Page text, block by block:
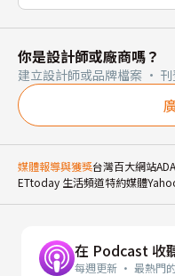
你是設計師或廠商嗎？
建立設計師或品牌檔案 ·
媒體報導與獲獎台灣百大網站
ETtoday 生活頻道特約媒體
在 Podcast 收
每週更新 · 最熱門